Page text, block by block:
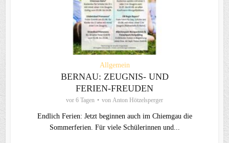
Allgemein
BERNAU: ZEUGNIS- UND
FERIEN-FREUDEN
vor 6 Tagen von Anton Hötzelsperger
Endlich Ferien: Jetzt beginnen auch im Chiemgau die
Sommerferien. Für viele Schülerinnen und...